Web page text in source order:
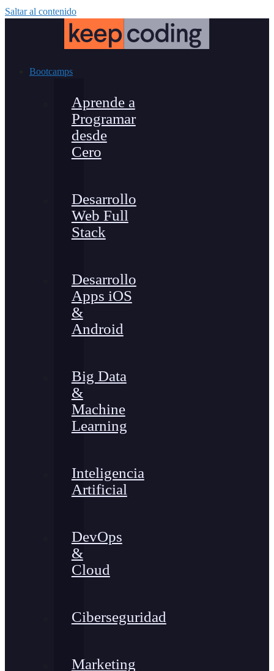
Saltar al contenido
Bootcamps
Aprende a
Programar
desde
Cero
Desarrollo
Web Full
Stack
Desarrollo
Apps iOS
&
Android
Big Data
&
Machine
Learning
Inteligencia
Artificial
DevOps
&
Cloud
Ciberseguridad
Marketing